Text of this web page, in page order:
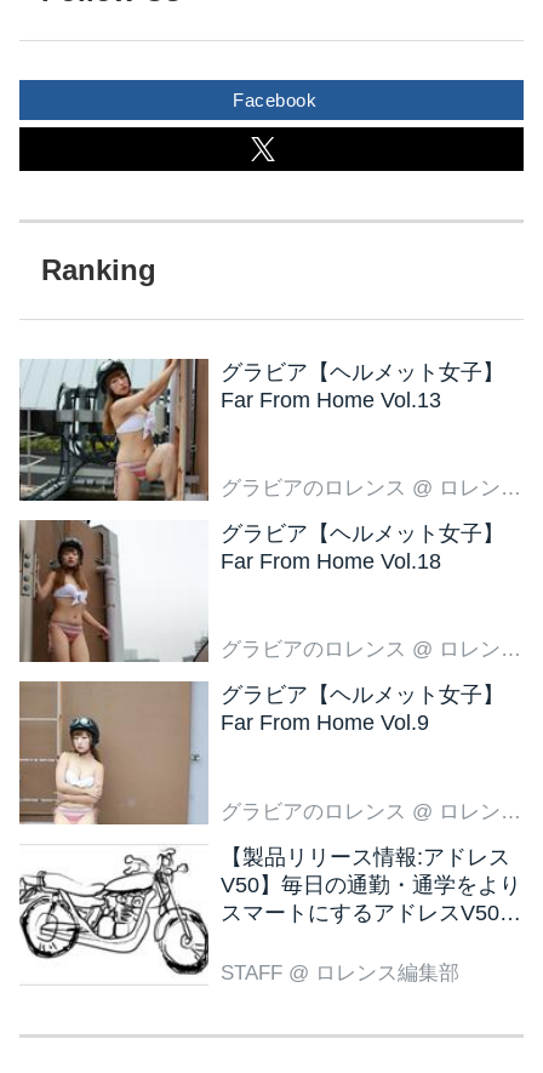
Facebook
グラビア【ヘルメット女子】
Far From Home Vol.13
グラビアのロレンス @ ロレンス編集部
グラビア【ヘルメット女子】
Far From Home Vol.18
グラビアのロレンス @ ロレンス編集部
グラビア【ヘルメット女子】
Far From Home Vol.9
グラビアのロレンス @ ロレンス編集部
【製品リリース情報:アドレス
V50】毎日の通勤・通学をより
スマートにするアドレスV50
STAFF @ ロレンス編集部